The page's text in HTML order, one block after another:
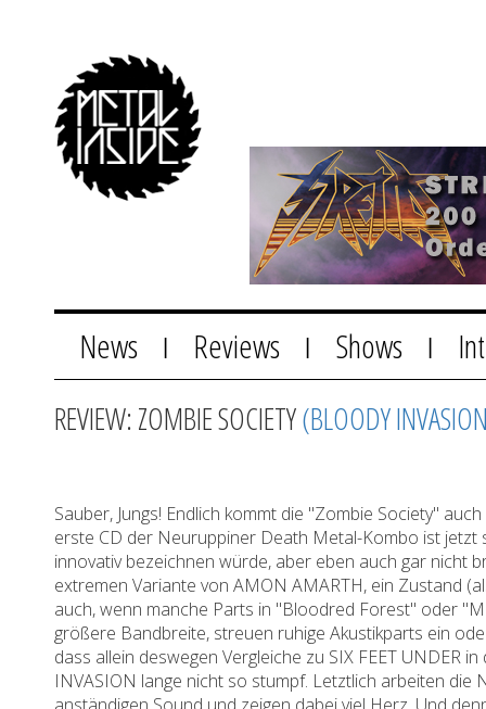
News Reviews Shows
REVIEW: ZOMBIE SOCIETY(BLOODY
Sauber, Jungs! Endlich kommt die "Zombie Society"
erste CD der Neuruppiner Death Metal-Kombo ist
innovativ bezeichnen würde, aber eben auch gar nicht
extremen Variante von AMON AMARTH, ein Zustand
auch, wenn manche Parts in "Bloodred Forest" oder
größere Bandbreite, streuen ruhige Akustikparts ein
dass allein deswegen Vergleiche zu SIX FEET UNDER
INVASION lange nicht so stumpf. Letztlich arbeiten